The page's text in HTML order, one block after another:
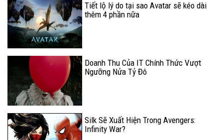
Tiết lộ lý do tại sao Avatar sẽ kéo dài
thêm 4 phần nữa
Doanh Thu Của IT Chính Thức Vượt
Ngưỡng Nửa Tỷ Đô
Silk Sẽ Xuất Hiện Trong Avengers:
Infinity War?